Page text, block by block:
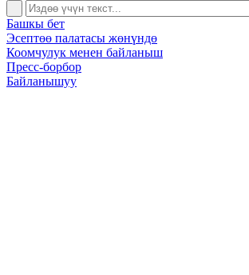
Башкы бет
Эсептөө палатасы жөнүндө
Коомчулук менен байланыш
Пресс-борбор
Байланышуу